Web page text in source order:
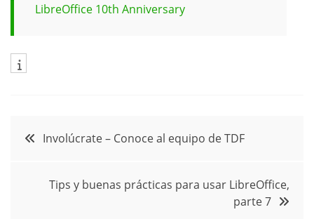
LibreOffice 10th Anniversary
Navegación
entradas
Involúcrate – Conoce al equipo de TDF
Tips y buenas prácticas para usar LibreOffice,
parte 7